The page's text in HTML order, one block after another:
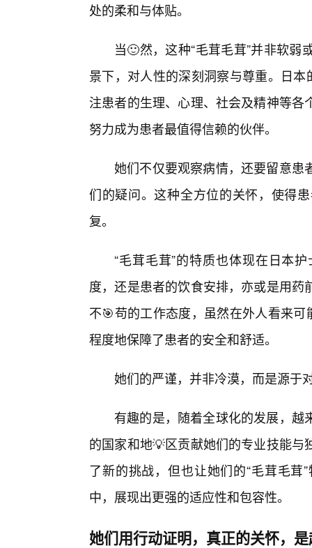
处的柔和与体贴。
当🙂然，这种“毛茸毛茸”并非软
景下，对人性的深刻洞察与尊重。日
注患者的生理、心理、社会及精神等
努力成为患者最值得信赖的伙伴。
她们不仅要观察病情，还要留意患
们的疑问。这种全方位的关怀，使得
复。
“毛茸毛茸”的特质也体现在日本
度，还是患者的饮食安排，亦或是用
不🎯苟的工作态度，虽然在外人看来
程度地保障了患者的安全和舒适。
她们的严谨，并非冷漠，而是源于
有趣的是，随着全球化的发展，
的国家和地💡区贡献她们的专业技能
了新的挑战，但也让她们的“毛茸毛
中，展现出更强的适应性和包容性。
她们用行动证明，真正的关怀，